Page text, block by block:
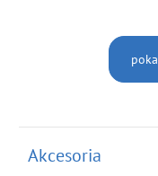
Akcesoria